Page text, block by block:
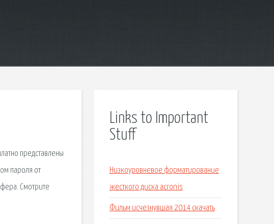
представлены
пароля от
Смотрите
Links to Important
Stuff
Низкоуровневое форматирование
жесткого диска acronis
Фильм исчезнувшая 2014 скачать